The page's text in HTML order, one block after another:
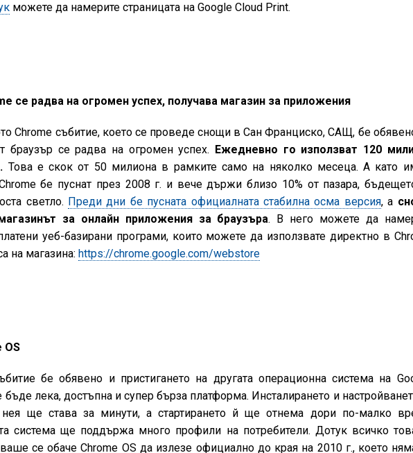
можете да намерите страницата на Google Cloud Print.
се радва на огромен успех, получава магазин за приложения
Chrome събитие, което се проведе снощи в Сан Франциско, САЩ, бе
браузър се радва на огромен успех. Ежедневно го използват 120
Това е скок от 50 милиона в рамките само на няколко месеца. А като
бе пуснат през 2008 г. и вече държи близо 10% от пазара,
светло. Преди дни бе пусната официалната стабилна осма версия, а
за онлайн приложения за браузъра. В него можете да
уеб-базирани програми, които можете да използвате директно в
на магазина:https://chrome.google.com/webstore
OS
бе обявено и пристигането на другата операционна система на
бъде лека, достъпна и супер бърза платформа. Инсталирането и
ще става за минути, а стартирането й ще отнема дори по-малко
система ще поддържа много профили на потребители. Дотук всичко
се обаче Chrome OS да излезе официално до края на 2010 г., което